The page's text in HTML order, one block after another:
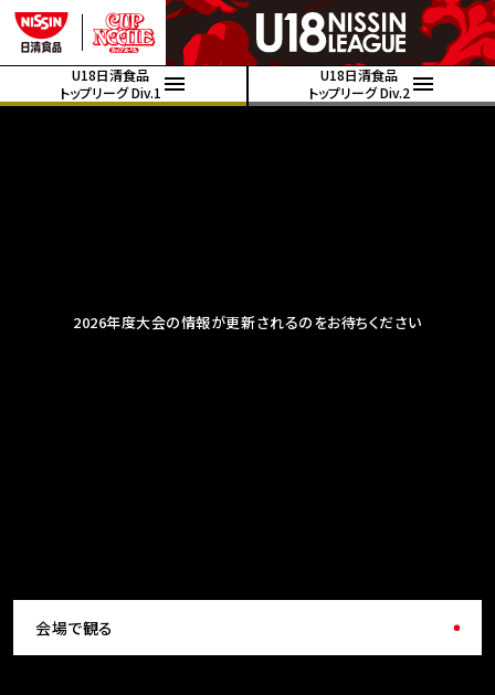
U18日清食品
トップリーグ Div.1
U18日清食品
トップリーグ Div.2
2026年度大会の情報が更新されるのをお待ちください
会場で観る